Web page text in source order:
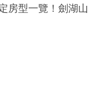
房型一覽！劍湖山